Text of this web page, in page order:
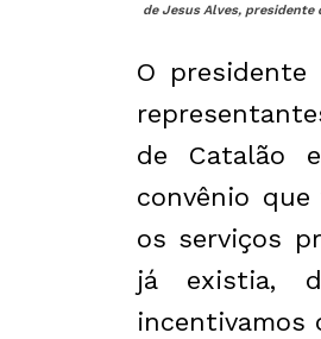
de Jesus Alves, presidente
O presidente
de Catalão
convênio
os serviços
já existia,
incentivamos